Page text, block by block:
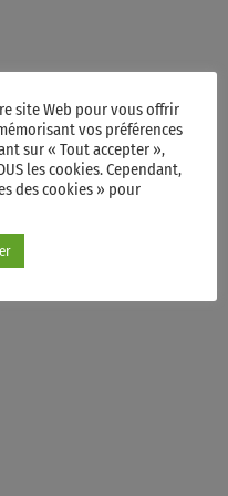
site Web pour vous offrir
vos préférences
sur « Tout accepter »,
les cookies. Cependant,
des cookies » pour